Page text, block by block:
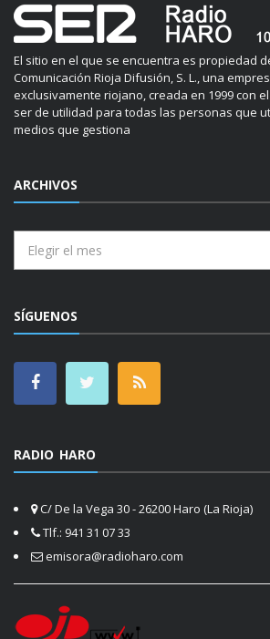
El sitio en el que se encuentra es propiedad
Comunicación Rioja Difusión, S. L., una
exclusivamente riojano, creada en 1999 con
ser de utilidad para todas las personas que
medios que gestiona
ARCHIVOS
SÍGUENOS
RADIO HARO
C/ De la Vega 30 - 26200 Haro (La Rioja)
Tlf.: 941 31 07 33
emisora@radioharo.com